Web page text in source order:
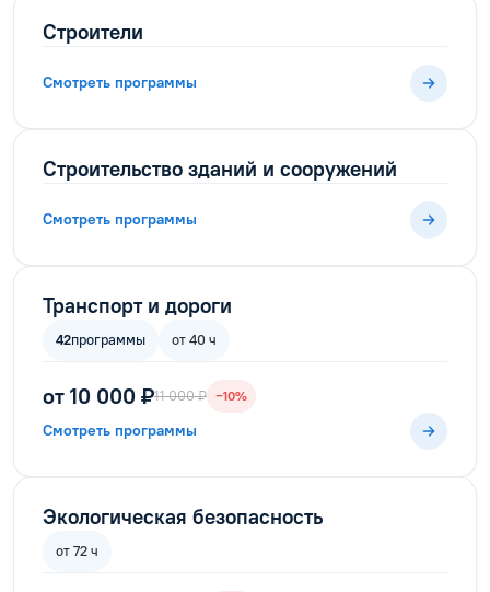
Строители
Смотреть программы
Строительство зданий и сооружений
Смотреть программы
Транспорт и дороги
42программы от 40 ч
от 10 000 ₽11 000 ₽ −10%
Смотреть программы
Экологическая безопасность
от 72 ч